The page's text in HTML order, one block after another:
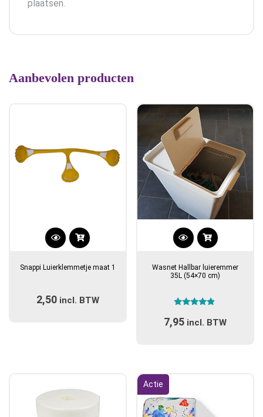
plaatsen.
Aanbevolen producten
Dit
heeft
variaties.
de
productpagina
Snappi Luierklemmetje maat 1
2,50 incl. BTW
Wasnet Hallbar luieremmer
35L (54×70 cm)
4.71
uit 5
7,95 incl. BTW
Actie